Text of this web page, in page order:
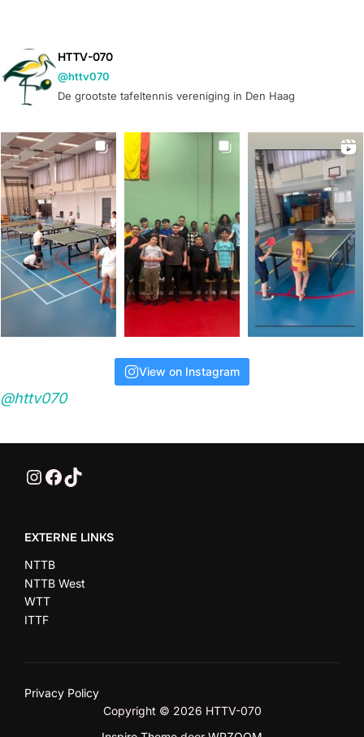
HTTV-070
@httv070
De grootste tafeltennis vereniging in Den Haag
View on Instagram
@httv070
@HTTV070
HTTV-070
HTTV-070
EXTERNE LINKS
NTTB
NTTB West
WTT
ITTF
Privacy Policy
Copyright © 2026 HTTV-070